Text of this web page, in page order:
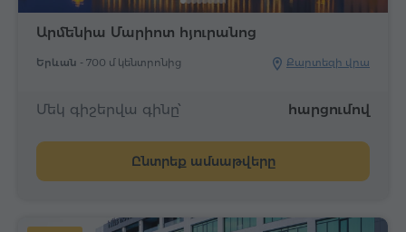
Արմենիա Մարիոտ հյուրանոց
Երևան - 700 մ կենտրոնից Քարտեզի վրա
Մեկ գիշերվա գինը՝ հարցումով
Ընտրեք ամսաթվերը